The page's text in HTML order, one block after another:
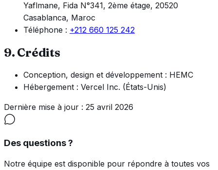
Yaflmane, Fida N°341, 2ème étage, 20520
Casablanca, Maroc
Téléphone : +212 660 125 242
9. Crédits
Conception, design et développement : HEMC
Hébergement : Vercel Inc. (États-Unis)
Dernière mise à jour : 25 avril 2026
Des questions ?
Notre équipe est disponible pour répondre à toutes vos